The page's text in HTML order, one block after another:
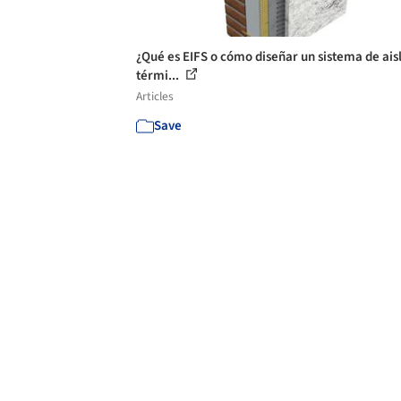
¿Qué es EIFS o cómo diseñar un sistema de
térmi...
Articles
Save